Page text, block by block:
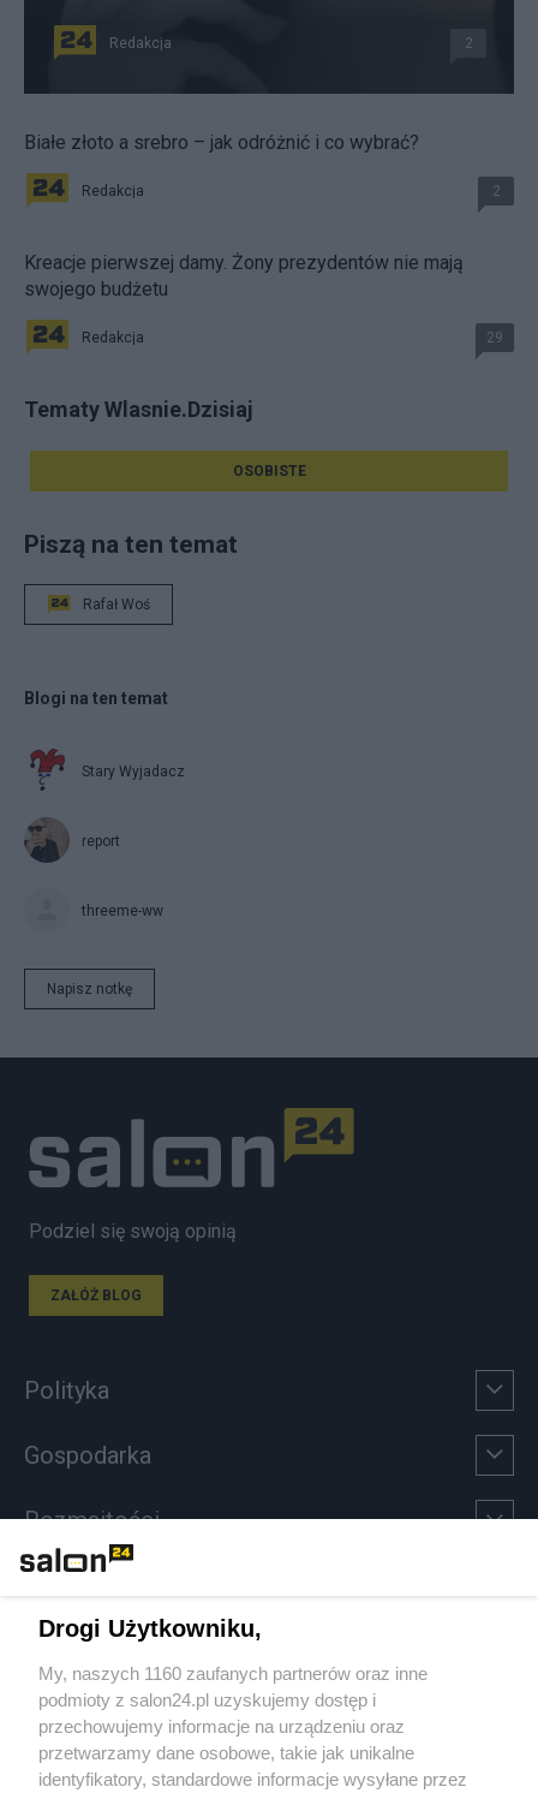
Redakcja 2
Białe złoto a srebro – jak odróżnić i co wybrać?
Redakcja 2
Kreacje pierwszej damy. Żony prezydentów nie mają
swojego budżetu
Redakcja 29
Tematy Wlasnie.Dzisiaj
OSOBISTE
Piszą na ten temat
Rafał Woś
Blogi na ten temat
Stary Wyjadacz
report
threeme-ww
Napisz notkę
Podziel się swoją opinią
ZAŁÓŻ BLOG
Polityka
Gospodarka
Rozmaitości
Sport
Społeczeństwo
Kultura
Drogi Użytkowniku,
My, naszych 1160 zaufanych partnerów oraz inne
podmioty z salon24.pl uzyskujemy dostęp i
przechowujemy informacje na urządzeniu oraz
przetwarzamy dane osobowe, takie jak unikalne
identyfikatory, standardowe informacje wysyłane przez